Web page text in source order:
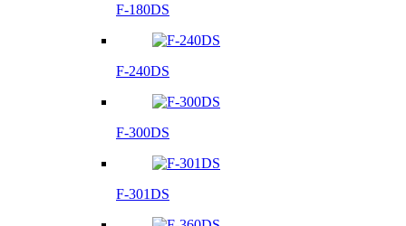
F-180DS
F-240DS
F-300DS
F-301DS